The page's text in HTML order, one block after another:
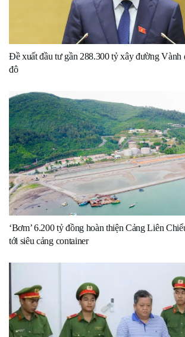
Đề xuất đầu tư gần 288.300 tỷ xây đường Vành
đô
‘Bơm’ 6.200 tỷ đồng hoàn thiện Cảng Liên
tới siêu cảng container